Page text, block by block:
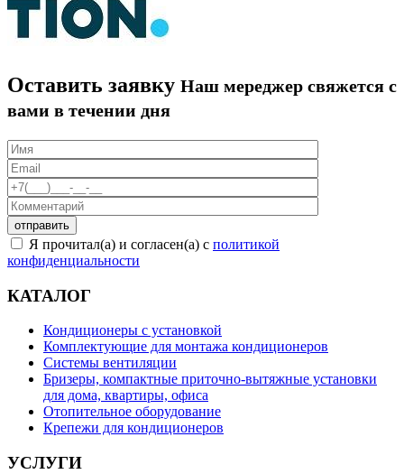
Оставить заявку Наш мереджер свяжется с
вами в течении дня
Я прочитал(а) и согласен(а) с политикой
конфиденциальности
КАТАЛОГ
Кондиционеры с установкой
Комплектующие для монтажа кондиционеров
Системы вентиляции
Бризеры, компактные приточно-вытяжные установки
для дома, квартиры, офиса
Отопительное оборудование
Крепежи для кондиционеров
УСЛУГИ